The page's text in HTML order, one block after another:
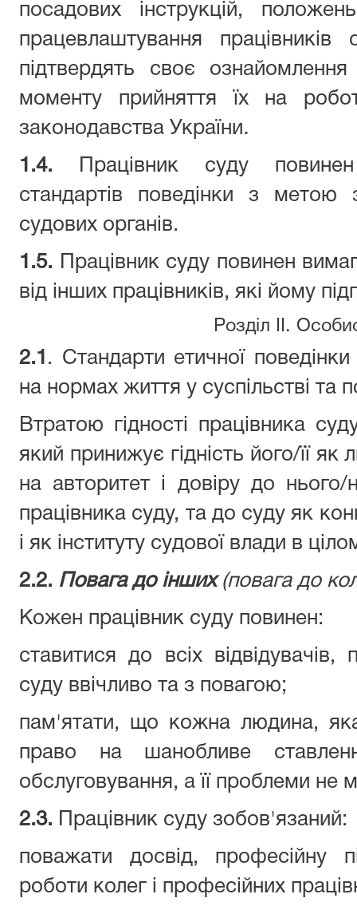
посадових інструкцій,
працевлаштування
підтвердять своє
моменту прийняття їх на
законодавства України.
1.4. Працівник суду повинен
стандартів поведінки з метою
судових органів.
1.5. Працівник суду повинен
від інших працівників, які йому
Розділ II.
2.1 . Стандарти етичної
на нормах життя у суспільстві та
Втратою гідності працівника
який принижує гідність його/її
на авторитет і довіру до нього/
працівника суду, та до суду як
і як інституту судової влади в
2.2. Повага до інших(повага до
Кожен працівник суду повинен:
ставитися до всіх відвідувачів,
суду ввічливо та з повагою;
пам'ятати, що кожна людина,
право на шанобливе
обслуговування, а її проблеми
2.3. Працівник суду зобов'язаний:
поважати досвід, професійну
роботи колег і професійних